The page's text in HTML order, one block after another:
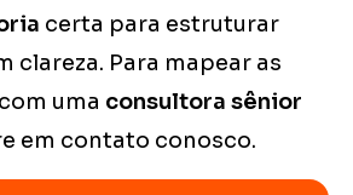
certa para estruturar
clareza. Para mapear as
uma consultora sênior
em contato conosco.